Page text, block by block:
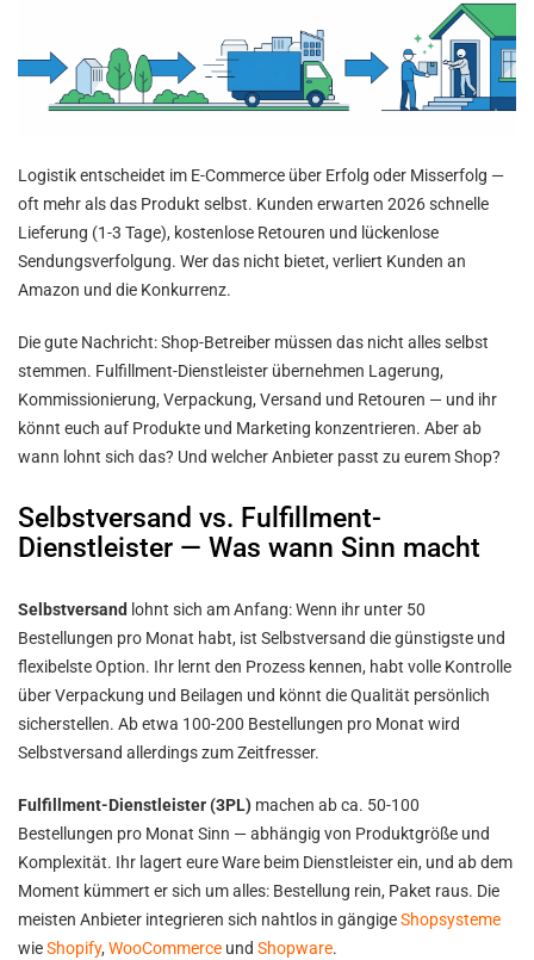
Logistik entscheidet im E-Commerce über Erfolg oder Misserfolg —
oft mehr als das Produkt selbst. Kunden erwarten 2026 schnelle
Lieferung (1-3 Tage), kostenlose Retouren und lückenlose
Sendungsverfolgung. Wer das nicht bietet, verliert Kunden an
Amazon und die Konkurrenz.
Die gute Nachricht: Shop-Betreiber müssen das nicht alles selbst
stemmen. Fulfillment-Dienstleister übernehmen Lagerung,
Kommissionierung, Verpackung, Versand und Retouren — und ihr
könnt euch auf Produkte und Marketing konzentrieren. Aber ab
wann lohnt sich das? Und welcher Anbieter passt zu eurem Shop?
Selbstversand vs. Fulfillment-
Dienstleister — Was wann Sinn macht
Selbstversand lohnt sich am Anfang: Wenn ihr unter 50
Bestellungen pro Monat habt, ist Selbstversand die günstigste und
flexibelste Option. Ihr lernt den Prozess kennen, habt volle Kontrolle
über Verpackung und Beilagen und könnt die Qualität persönlich
sicherstellen. Ab etwa 100-200 Bestellungen pro Monat wird
Selbstversand allerdings zum Zeitfresser.
Fulfillment-Dienstleister (3PL) machen ab ca. 50-100
Bestellungen pro Monat Sinn — abhängig von Produktgröße und
Komplexität. Ihr lagert eure Ware beim Dienstleister ein, und ab dem
Moment kümmert er sich um alles: Bestellung rein, Paket raus. Die
meisten Anbieter integrieren sich nahtlos in gängigeShopsysteme
wieShopify, WooCommerce und Shopware.